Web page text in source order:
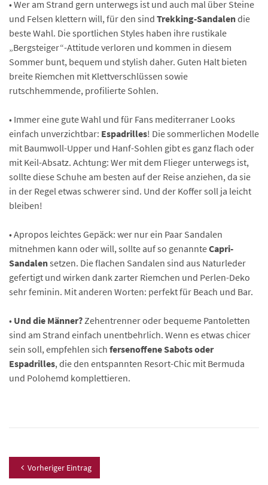
• Wer am Strand gern unterwegs ist und auch mal über Steine
und Felsen klettern will, für den sind Trekking-Sandalendie
beste Wahl. Die sportlichen Styles haben ihre rustikale
„Bergsteiger“-Attitude verloren und kommen in diesem
Sommer bunt, bequem und stylish daher. Guten Halt bieten
breite Riemchen mit Klettverschlüssen sowie
rutschhemmende, profilierte Sohlen.
• Immer eine gute Wahl und für Fans mediterraner Looks
einfach unverzichtbar: Espadrilles! Die sommerlichen Modelle
mit Baumwoll-Upper und Hanf-Sohlen gibt es ganz flach oder
mit Keil-Absatz. Achtung: Wer mit dem Flieger unterwegs ist,
sollte diese Schuhe am besten auf der Reise anziehen, da sie
in der Regel etwas schwerer sind. Und der Koffer soll ja leicht
bleiben!
• Apropos leichtes Gepäck: wer nur ein Paar Sandalen
mitnehmen kann oder will, sollte auf so genannteCapri-
Sandalensetzen. Die flachen Sandalen sind aus Naturleder
gefertigt und wirken dank zarter Riemchen und Perlen-Deko
sehr feminin. Mit anderen Worten: perfekt für Beach und Bar.
• Und die Männer? Zehentrenner oder bequeme Pantoletten
sind am Strand einfach unentbehrlich. Wenn es etwas chicer
sein soll, empfehlen sich fersenoffene Sabots oder
Espadrilles, die den entspannten Resort-Chic mit Bermuda
und Polohemd komplettieren.
Vorheriger Eintrag